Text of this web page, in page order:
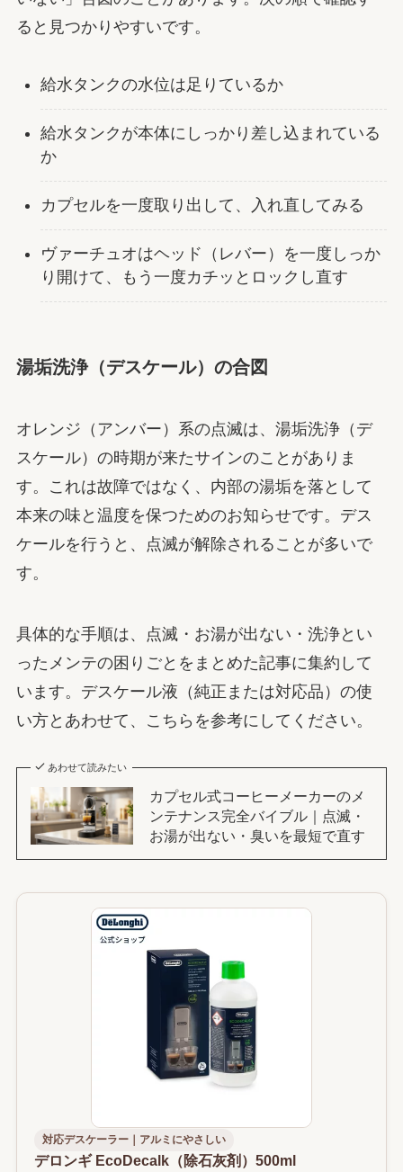
ると見つかりやすいです。
給水タンクの水位は足りているか
給水タンクが本体にしっかり差し込まれている
か
カプセルを一度取り出して、入れ直してみる
ヴァーチュオはヘッド（レバー）を一度しっか
り開けて、もう一度カチッとロックし直す
湯垢洗浄（デスケール）の合図
オレンジ（アンバー）系の点滅は、湯垢洗浄（デ
スケール）の時期が来たサインのことがありま
す。これは故障ではなく、内部の湯垢を落として
本来の味と温度を保つためのお知らせです。デス
ケールを行うと、点滅が解除されることが多いで
す。
具体的な手順は、点滅・お湯が出ない・洗浄とい
ったメンテの困りごとをまとめた記事に集約して
います。デスケール液（純正または対応品）の使
い方とあわせて、こちらを参考にしてください。
あわせて読みたい
カプセル式コーヒーメーカーのメ
ンテナンス完全バイブル｜点滅・
お湯が出ない・臭いを最短で直す
対応デスケーラー｜アルミにやさしい
デロンギ EcoDecalk（除石灰剤）500ml